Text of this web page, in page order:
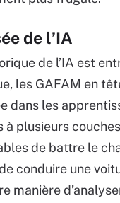
de l’IA
de l’IA est
les GAFAM en
dans les
à plusieurs
de battre le
conduire une
manière